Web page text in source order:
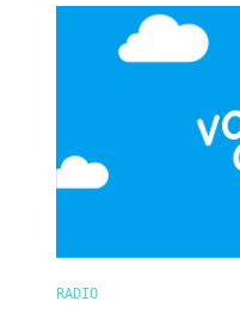
può essere visitata
darti qualche
senza spendere
RADIO